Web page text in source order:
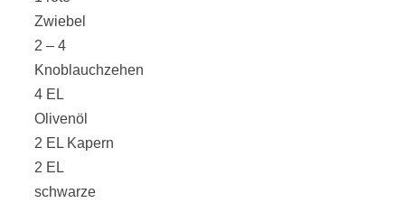
Zwiebel
2 – 4
Knoblauchzehen
4 EL
Olivenöl
2 EL Kapern
2 EL
schwarze